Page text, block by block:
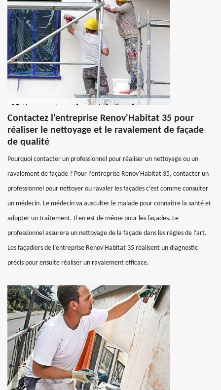
Contactez l’entreprise Renov'Habitat 35 pour
réaliser le nettoyage et le ravalement de façade
de qualité
Pourquoi contacter un professionnel pour réaliser un nettoyage ou un
ravalement de façade ? Pour l’entreprise Renov'Habitat 35, contacter un
professionnel pour nettoyer ou ravaler les façades c’est comme consulter
un médecin. Le médecin va ausculter le malade pour connaitre la santé et
adopter un traitement. Il en est de même pour les façades. Le
professionnel assurera un nettoyage de la façade dans les règles de l’art.
Les façadiers de l’entreprise Renov'Habitat 35 réalisent un diagnostic
précis pour ensuite réaliser un ravalement efficace.